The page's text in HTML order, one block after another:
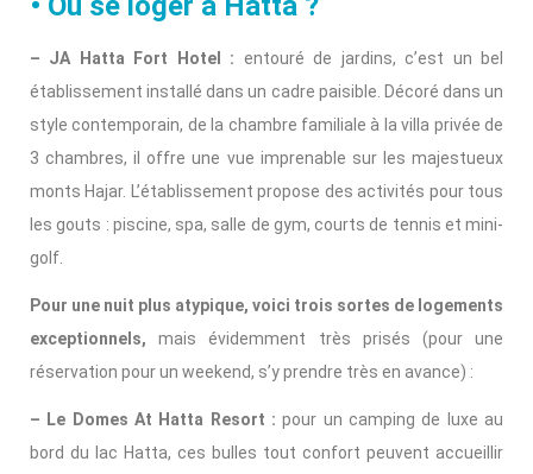
– JA Hatta Fort Hotel : entouré de jardins, c’est un bel
établissement installé dans un cadre paisible. Décoré dans un
style contemporain, de la chambre familiale à la villa privée de
3 chambres, il offre une vue imprenable sur les majestueux
monts Hajar. L’établissement propose des activités pour tous
les gouts : piscine, spa, salle de gym, courts de tennis et mini-
golf.
Pour une nuit plus atypique, voici trois sortes de logements
exceptionnels, mais évidemment très prisés (pour une
réservation pour un weekend, s’y prendre très en avance) :
– Le Domes At Hatta Resort :pour un camping de luxe au
bord du lac Hatta, ces bulles tout confort peuvent accueillir